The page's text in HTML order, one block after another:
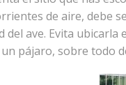
de aire, debe
del ave. Evita
pájaro, sobre todo